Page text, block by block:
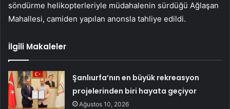
söndürme helikopterleriyle müdahalenin sürdüğü Ağlaşan
Mahallesi, camiden yapılan anonsla tahliye edildi.
İlgili Makaleler
Şanlıurfa’nın en büyük rekreasyon
projelerinden biri hayata geçiyor
Ağustos 10, 2026